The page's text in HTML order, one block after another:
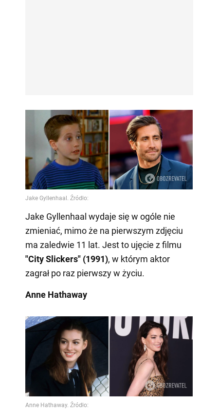
Jake Gyllenhaal wydaje się w ogóle nie
zmieniać, mimo że na pierwszym zdjęciu
ma zaledwie 11 lat. Jest to ujęcie z filmu
"City Slickers" (1991), w którym aktor
zagrał po raz pierwszy w życiu.
Anne Hathaway